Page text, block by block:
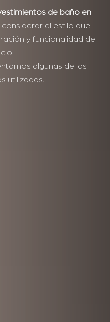
de baño en
el estilo que
y funcionalidad del
algunas de las
utilizadas.